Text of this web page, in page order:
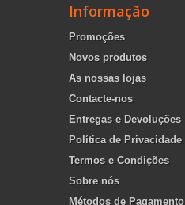
Informação
Promoções
Novos produtos
As nossas lojas
Contacte-nos
Entregas e Devoluções
Política de Privacidade
Termos e Condições
Sobre nós
Métodos de Pagamento